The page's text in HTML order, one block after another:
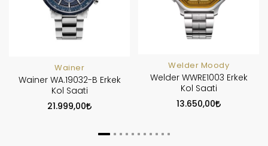
Wainer
Wainer WA.19032-B Erkek
Kol Saati
21.999,00
Welder Moody
Welder WWRE1003 Erkek
Kol Saati
13.650,00